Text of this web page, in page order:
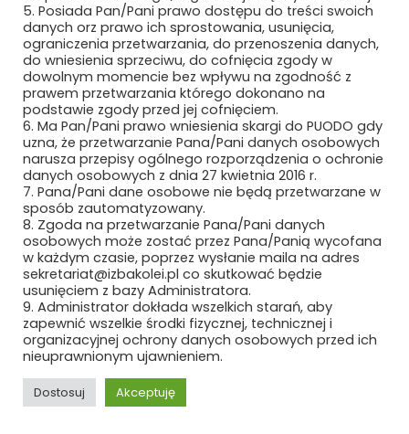
MEDCOM SP. Z O.O.
METEOR EWA WIECZOREK
MIAMI TOMASZ ZAWADZKI SP. Z O.O.
MIDURA GROUP SP. Z O.O.
MIĘDZYNARODOWE TARGI POZNAŃSKIE
SP. Z O.O.
MIKRONIKA SP. Z O.O.
MILLENNIUM LEASING SP. Z O.O.
MK SEATS SP. Z O.O.
MMR GROUP SP. Z O.O
MMT IDEA SP. Z O.O. SP. K.
5. Posiada Pan/Pani prawo dostępu do treści swoich
danych orz prawo ich sprostowania, usunięcia,
ograniczenia przetwarzania, do przenoszenia danych,
do wniesienia sprzeciwu, do cofnięcia zgody w
dowolnym momencie bez wpływu na zgodność z
prawem przetwarzania którego dokonano na
podstawie zgody przed jej cofnięciem.
6. Ma Pan/Pani prawo wniesienia skargi do PUODO gdy
uzna, że przetwarzanie Pana/Pani danych osobowych
narusza przepisy ogólnego rozporządzenia o ochronie
danych osobowych z dnia 27 kwietnia 2016 r.
7. Pana/Pani dane osobowe nie będą przetwarzane w
sposób zautomatyzowany.
8. Zgoda na przetwarzanie Pana/Pani danych
osobowych może zostać przez Pana/Panią wycofana
w każdym czasie, poprzez wysłanie maila na adres
sekretariat@izbakolei.pl co skutkować będzie
usunięciem z bazy Administratora.
9. Administrator dokłada wszelkich starań, aby
zapewnić wszelkie środki fizycznej, technicznej i
organizacyjnej ochrony danych osobowych przed ich
nieuprawnionym ujawnieniem.
Dostosuj Akceptuję